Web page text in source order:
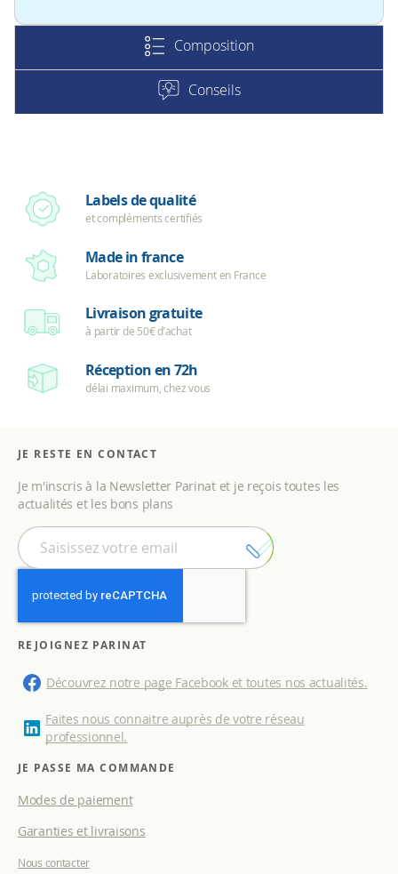
Composition
Conseils
Labels de qualité
et compléments certifiés
Made in france
Laboratoires exclusivement en France
Livraison gratuite
à partir de 50€ d’achat
Réception en 72h
délai maximum, chez vous
JE RESTE EN CONTACT
Je m'inscris à la Newsletter Parinat et je reçois toutes les
actualités et les bons plans
I
n
s
i
p
o
r
l
REJOIGNEZ PARINAT
Découvrez notre page Facebook et toutes nos actualités.
Faites nous connaitre auprès de votre réseau
professionnel.
JE PASSE MA COMMANDE
Modes de paiement
Garanties et livraisons
Nous contacter